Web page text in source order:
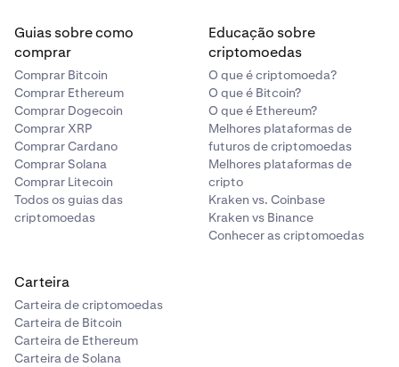
Guias sobre como
comprar
Comprar Bitcoin
Comprar Ethereum
Comprar Dogecoin
Comprar XRP
Comprar Cardano
Comprar Solana
Comprar Litecoin
Todos os guias das
criptomoedas
Educação sobre
criptomoedas
O que é criptomoeda?
O que é Bitcoin?
O que é Ethereum?
Melhores plataformas de
futuros de criptomoedas
Melhores plataformas de
cripto
Kraken vs. Coinbase
Kraken vs Binance
Conhecer as criptomoedas
Carteira
Carteira de criptomoedas
Carteira de Bitcoin
Carteira de Ethereum
Carteira de Solana